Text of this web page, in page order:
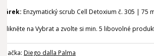
Dárek: Enzymatický scrub Cell Detoxium č. 305 | 75
*klikněte na Vybrat a zvolte si min. 5 libovolné
Značka: Diego dalla Palma